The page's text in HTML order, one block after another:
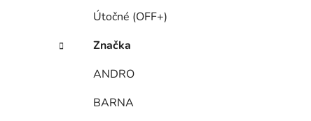
Útočné (OFF+)
Značka
ANDRO
BARNA